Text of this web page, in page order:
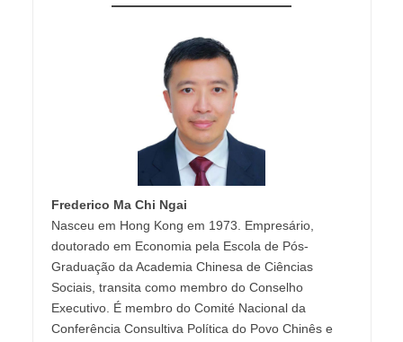
Frederico Ma Chi Ngai
Nasceu em Hong Kong em 1973. Empresário,
doutorado em Economia pela Escola de Pós-
Graduação da Academia Chinesa de Ciências
Sociais, transita como membro do Conselho
Executivo. É membro do Comité Nacional da
Conferência Consultiva Política do Povo Chinês e